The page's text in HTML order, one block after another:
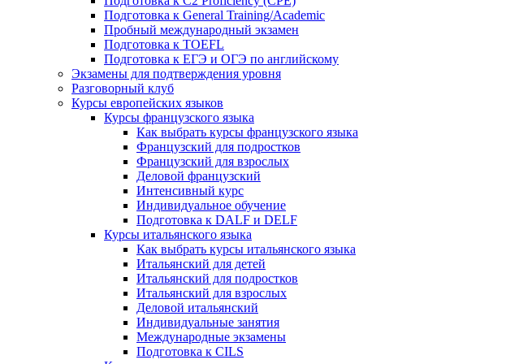
Подготовка к General Training/Academic
Пробный международный экзамен
Подготовка к TOEFL
Подготовка к ЕГЭ и ОГЭ по английскому
Экзамены для подтверждения уровня
Разговорный клуб
Курсы европейских языков
Курсы французского языка
Как выбрать курсы французского языка
Французский для подростков
Французский для взрослых
Деловой французский
Интенсивный курс
Индивидуальное обучение
Подготовка к DALF и DELF
Курсы итальянского языка
Как выбрать курсы итальянского языка
Итальянский для детей
Итальянский для подростков
Итальянский для взрослых
Деловой итальянский
Индивидуальные занятия
Международные экзамены
Подготовка к CILS